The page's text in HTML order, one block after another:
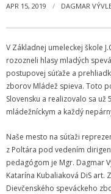
Zamestnanci
- Vedenie školy
- Pedagogickí
- Etický kódex
zamestnancov
Vyučované odbory
APR 15, 2019 DAGMAR
V Základnej umeleckej škole
rozozneli hlasy mladých
postupovej súťaže a
zborov Mládež spieva. Toto
Slovensku a realizovalo sa už
mládežníckym a každý
Naše mesto na súťaži
z Poltára pod vedením
pedagógom je Mgr. Dagmar
Katarína Kubaliaková DiS
Dievčenského speváckeho